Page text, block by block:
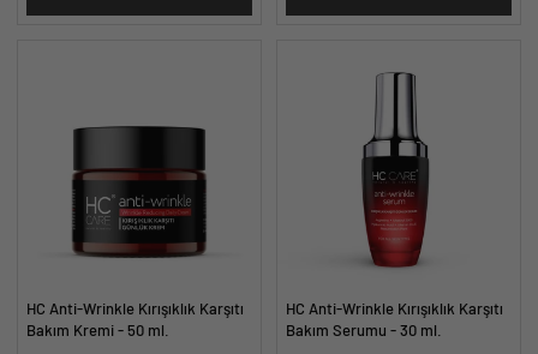
HC Anti-Wrinkle Kırışıklık Karşıtı
Bakım Kremi - 50 ml.
HC Anti-Wrinkle Kırışıklık Karşıtı
Bakım Serumu - 30 ml.